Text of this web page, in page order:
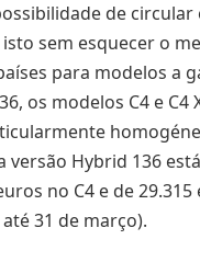
de circular
isto sem esquecer o
para modelos a
os modelos C4 e C4
versão Hybrid 136
no C4 e de 29.315
31 de março).